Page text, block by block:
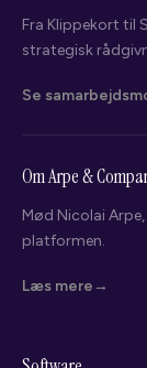
Fra Klippekort til
strategisk
Se
Om Arpe &
Mød Nicolai
platformen.
Læs mere
Vælg det der